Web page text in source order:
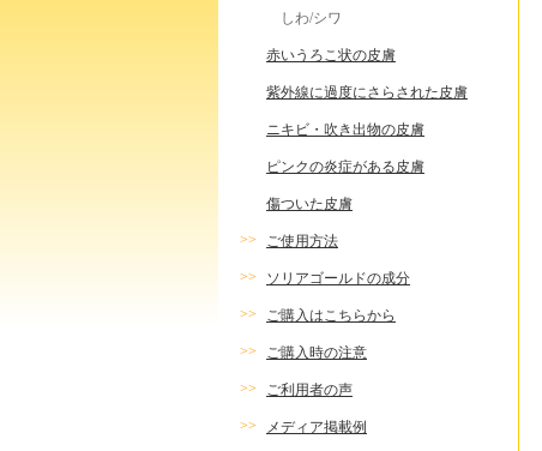
しわ/シワ
赤いうろこ状の皮膚
紫外線に過度にさらされた皮膚
ニキビ・吹き出物の皮膚
ピンクの炎症がある皮膚
傷ついた皮膚
>> ご使用方法
>> ソリアゴールドの成分
>> ご購入はこちらから
>> ご購入時の注意
>> ご利用者の声
>> メディア掲載例